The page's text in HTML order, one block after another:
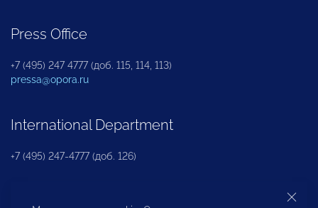
Press Office
+7 (495) 247 4777 (доб. 115, 114, 113)
pressa@opora.ru
International Department
+7 (495) 247-4777 (доб. 126)
Business and Investment Rights Protection